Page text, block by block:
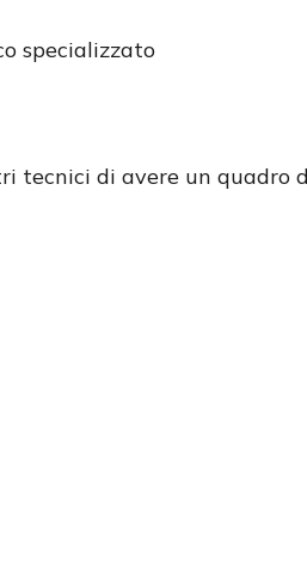
specializzato
tecnici di avere un quadro